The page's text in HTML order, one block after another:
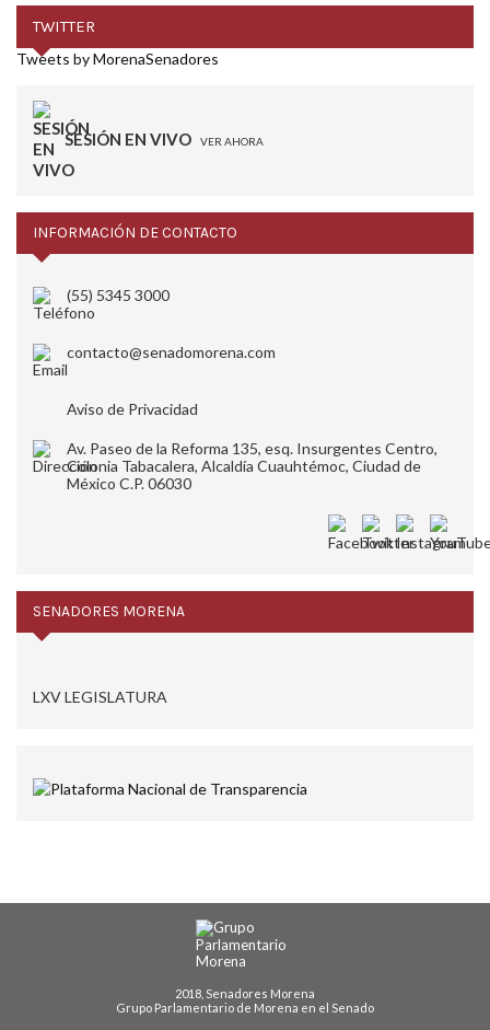
TWITTER
Tweets by MorenaSenadores
SESIÓN EN VIVO VER AHORA
INFORMACIÓN DE CONTACTO
(55) 5345 3000
contacto@senadomorena.com
Aviso de Privacidad
Av. Paseo de la Reforma 135, esq. Insurgentes Centro,
Colonia Tabacalera, Alcaldía Cuauhtémoc, Ciudad de
México C.P. 06030
SENADORES MORENA
LXV LEGISLATURA
2018, Senadores Morena
Grupo Parlamentario de Morena en el Senado